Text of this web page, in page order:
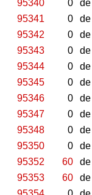
95340
0 de
95341
0 de
95342
0 de
95343
0 de
95344
0 de
95345
0 de
95346
0 de
95347
0 de
95348
0 de
95350
0 de
95352
60 de
95353
60 de